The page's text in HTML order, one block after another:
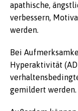
apathische,
verbessern,
werden.
Bei
Hyperaktivität
gemildert werden.